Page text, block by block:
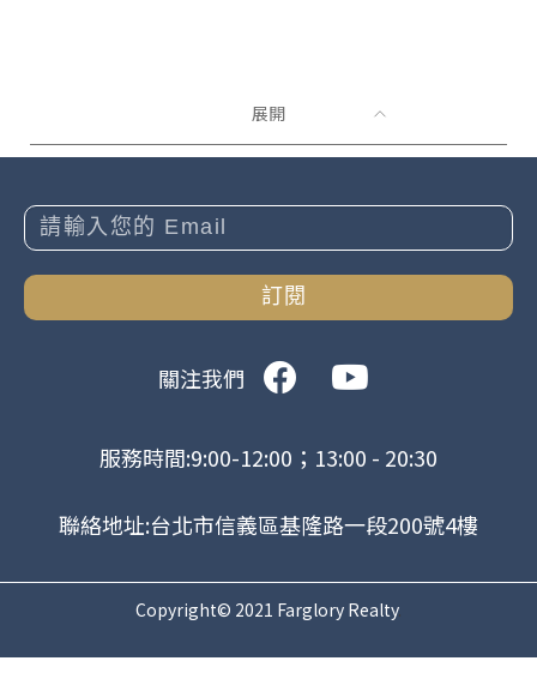
展開
關注我們
訂閱
服務時間:9:00-12:00；13:00 - 20:30
聯絡地址:台北市信義區基隆路一段200號4樓
Copyright© 2021 Farglory Realty.